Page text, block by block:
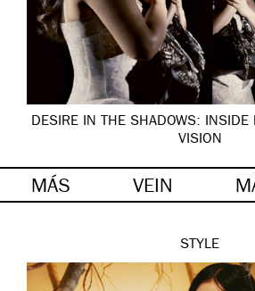
DESIRE IN THE SHADOWS: INSIDE
VISION
MÁS VEIN
STYLE